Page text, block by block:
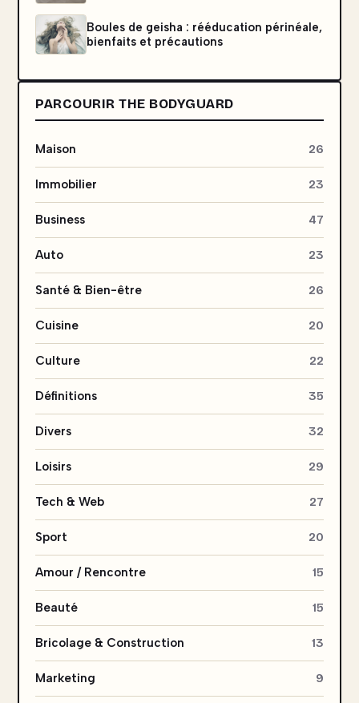
Boules de geisha : rééducation périnéale,
bienfaits et précautions
PARCOURIR THE BODYGUARD
Maison 26
Immobilier 23
Business 47
Auto 23
Santé & Bien-être 26
Cuisine 20
Culture 22
Définitions 35
Divers 32
Loisirs 29
Tech & Web 27
Sport 20
Amour / Rencontre 15
Beauté 15
Bricolage & Construction 13
Marketing 9